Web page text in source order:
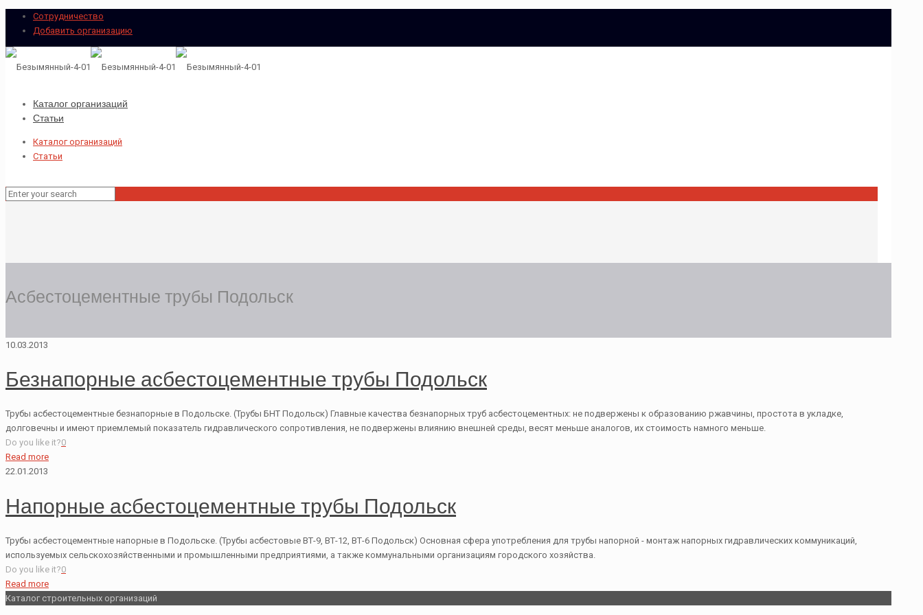
Сотрудничество
Добавить организацию
Каталог организаций
Статьи
Каталог организаций
Статьи
Асбестоцементные трубы Подольск
10.03.2013
Безнапорные асбестоцементные трубы Подольск
Трубы асбестоцементные безнапорные в Подольске. (Трубы БНТ Подольск) Главные качества безнапорных труб асбестоцементных: не подвержены к образованию ржавчины, простота в укладке,
долговечны и имеют приемлемый показатель гидравлического сопротивления, не подвержены влиянию внешней среды, весят меньше аналогов, их стоимость намного меньше.
Do you like it?0
Read more
22.01.2013
Напорные асбестоцементные трубы Подольск
Трубы асбестоцементные напорные в Подольске. (Трубы асбестовые ВТ-9, ВТ-12, ВТ-6 Подольск) Основная сфера употребления для трубы напорной - монтаж напорных гидравлических коммуникаций,
используемых сельскохозяйственными и промышленными предприятиями, а также коммунальными организациям городского хозяйства.
Do you like it?0
Read more
Каталог строительных организаций